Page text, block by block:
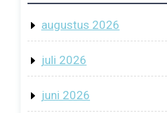
augustus 2026
juli 2026
juni 2026